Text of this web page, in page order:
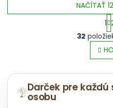
l
NAČÍTAŤ
t
r
1
32
Darček pre
osobu